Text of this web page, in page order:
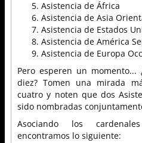
Asistencia de África
Asistencia de Asia
Asistencia de Estados
Asistencia de América
Asistencia de Europa
Pero esperen un
diez? Tomen una mirada
cuatro y noten que dos
sido nombradas
Asociando los
encontramos lo siguiente: